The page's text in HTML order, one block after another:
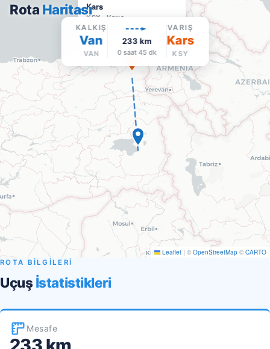
Kars
KSY ·Varış
Google Maps'te aç
Leaflet | © OpenStreetMap © CARTO
Rota Haritası
KALKIŞ
Van
VAN
233 km
0 saat 45 dk
VARIŞ
Kars
KSY
ROTA BİLGİLERİ
Uçuş İstatistikleri
Mesafe